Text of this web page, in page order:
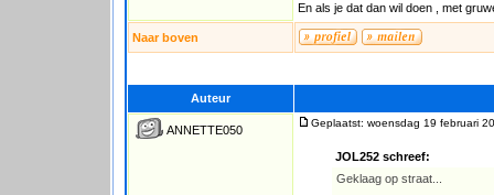
En als je dat dan wil doen , met
Naar boven
Auteur
ANNETTE050
Geplaatst: woensdag 19 februari
JOL252 schreef:
Geklaag op straat...